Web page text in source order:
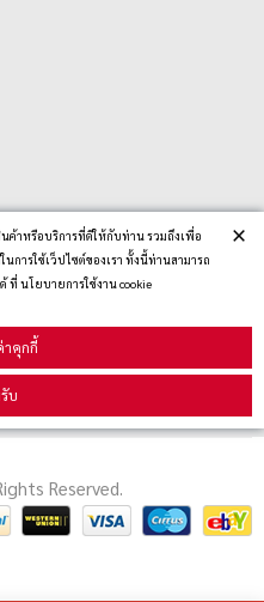
ค้าหรือบริการที่ดีให้กับท่าน รวมถึงเพื่อ
ารใช้เว็ปไซต์ของเรา ทั้งนี้ท่านสามารถ
ที่ นโยบายการใช้งาน cookie
าคุกกี้
บ
×
ข่าวสาร
Reserved.